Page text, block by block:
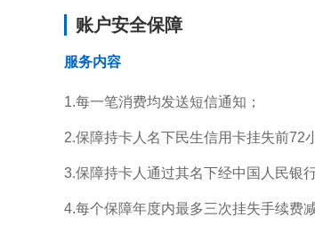
账户安全保障
服务内容
1.每一笔消费均发送短信通知；
2.保障持卡人名下民生信用卡挂失前72
3.保障持卡人通过其名下经中国人民银
4.每个保障年度内最多三次挂失手续费减